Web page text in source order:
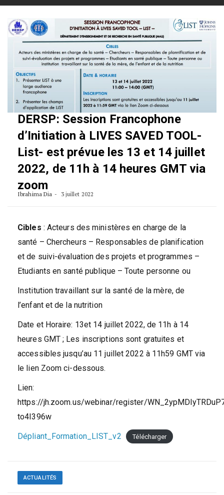
content
DERSP: Session Francophone
d’Initiation à LIVES SAVED TOOL-
List- est prévue les 13 et 14 juillet
2022, de 11h à 14 heures GMT via
zoom
Ibrahima Dia 3 juillet 2022
Cibles : Acteurs des ministères en charge de la
santé – Chercheurs – Responsables de planification
et de suivi-évaluation des projets et programmes –
Etudiants en santé publique – Toute personne ou
Institution travaillant sur la santé de la mère, de
l’enfant et de la nutrition
Date et Horaire: 13et 14 juillet 2022, de 11h à 14
heures GMT ; Les inscriptions sont gratuites et
accessibles jusqu’au 11 juillet 2022 à 11h59 GMT via
le lien Zoom ci-dessous.
Lien:
https://jh.zoom.us/webinar/register/
to4I396w
Dépliant_Formation_LIST_v2 Télécharger
ACTUALITÉS